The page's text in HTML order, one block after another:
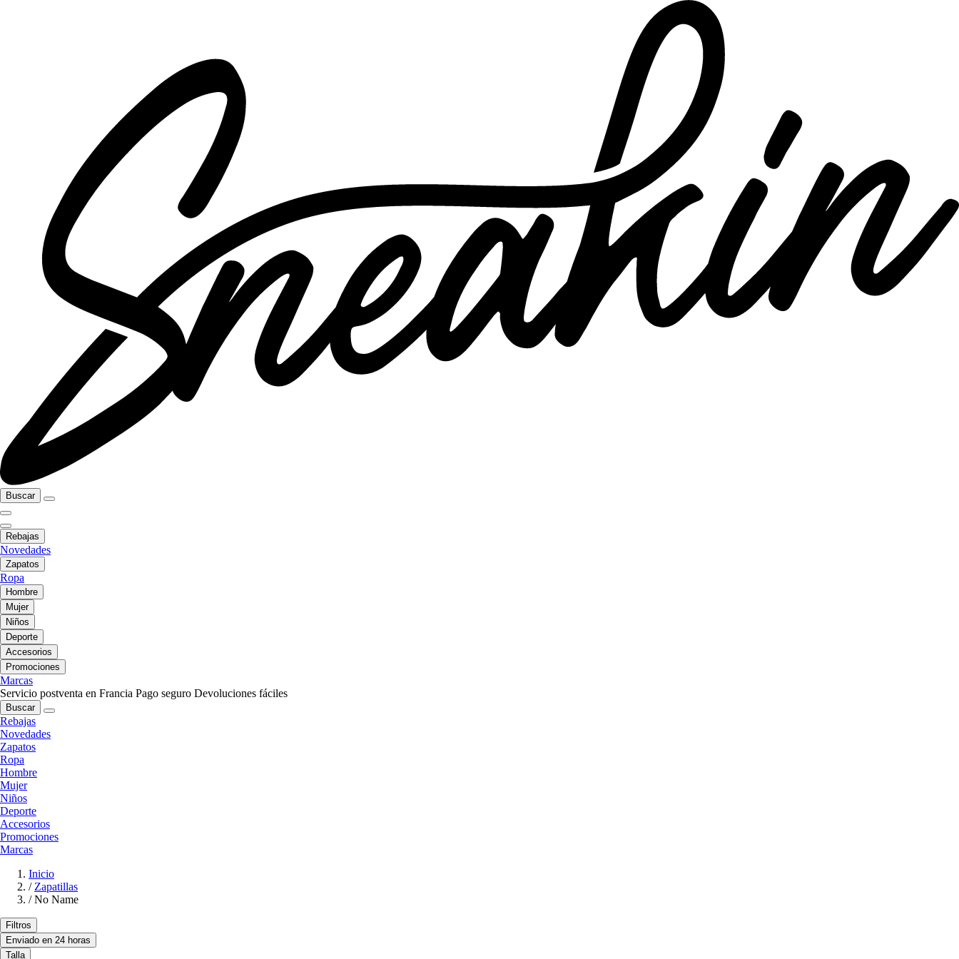
Buscar
Rebajas
Novedades
Zapatos
Ropa
Hombre
Mujer
Niños
Deporte
Accesorios
Promociones
Marcas
Servicio postventa en Francia Pago seguro Devoluciones fáciles
Buscar
Rebajas
Novedades
Zapatos
Ropa
Hombre
Mujer
Niños
Deporte
Accesorios
Promociones
Marcas
Inicio
/ Zapatillas
/ No Name
Filtros
Enviado en 24 horas
Talla